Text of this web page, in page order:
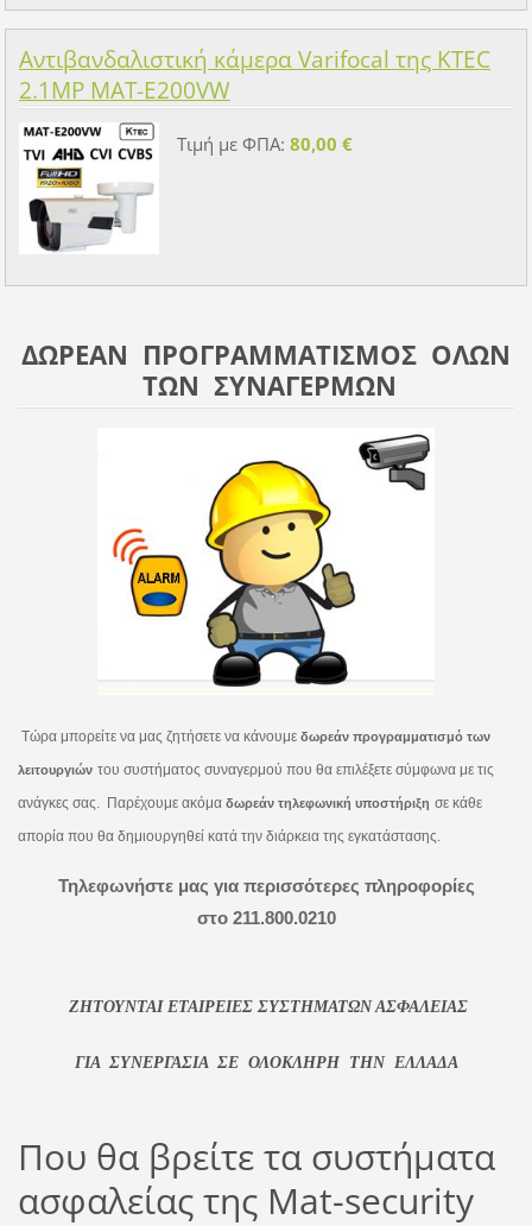
Αντιβανδαλιστική κάμερα Varifocal της KTEC
2.1MP MAT-E200VW
Τιμή με ΦΠΑ: 80,00 €
ΔΩΡΕΑΝ ΠΡΟΓΡΑΜΜΑΤΙΣΜΟΣ ΟΛΩΝ
ΤΩΝ ΣΥΝΑΓΕΡΜΩΝ
Τώρα μπορείτε να μας ζητήσετε να κάνουμε δωρεάν προγραμματισμό των
λειτουργιών του συστήματος συναγερμού που θα επιλέξετε σύμφωνα με τις
ανάγκες σας. Παρέχουμε ακόμα δωρεάν τηλεφωνική υποστήριξη σε κάθε
απορία που θα δημιουργηθεί κατά την διάρκεια της εγκατάστασης.
Τηλεφωνήστε μας για περισσότερες πληροφορίες
στο 211.800.0210
ΖΗΤΟΥΝΤΑΙ ΕΤΑΙΡΕΙΕΣ ΣΥΣΤΗΜΑΤΩΝ ΑΣΦΑΛΕΙΑΣ
ΓΙΑ ΣΥΝΕΡΓΑΣΙΑ ΣΕ ΟΛΟΚΛΗΡΗ ΤΗΝ ΕΛΛΑΔΑ
Που θα βρείτε τα συστήματα
ασφαλείας της Mat-security